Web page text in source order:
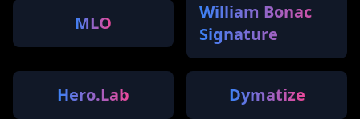
MLO
William Bonac
Signature
Hero.Lab Dymatize